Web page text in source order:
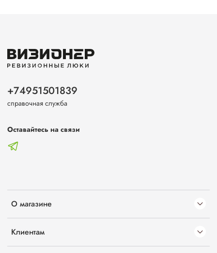
О магазине
Клиентам
+74951501839
справочная служба
Оставайтесь на связи